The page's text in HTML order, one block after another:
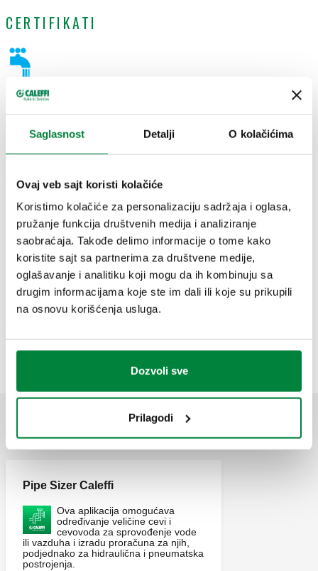
Saglasnost Detalji O kolačićima
Ovaj veb sajt koristi kolačiće
Koristimo kolačiće za personalizaciju sadržaja i oglasa,
pružanje funkcija društvenih medija i analiziranje
saobraćaja. Takođe delimo informacije o tome kako
koristite sajt sa partnerima za društvene medije,
oglašavanje i analitiku koji mogu da ih kombinuju sa
drugim informacijama koje ste im dali ili koje su prikupili
na osnovu korišćenja usluga.
Dozvoli sve
Prilagodi
CERTIFIKATI
CRTEŽI I SPECIFIKACIJE
Broj dela Zapremina
570915 0,4 l
3D modeli
C3 FAST CLEANER. Odstranjuje mulj, kamenac i ostatke.
vode u sistemu. Zapremina: 0,4 l.
APLIKACIJE
Pipe Sizer Caleffi
Ova aplikacija omogućava
određivanje veličine cevi i
cevovoda za sprovođenje vode
ili vazduha i izradu proračuna za njih,
podjednako za hidraulična i pneumatska
postrojenja.